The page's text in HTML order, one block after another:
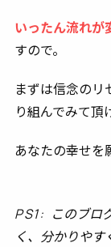
いったん流れが
すので。
まずは信念の
り組んでみて頂
あなたの幸せを
PS1: このブロ
く、分かりや